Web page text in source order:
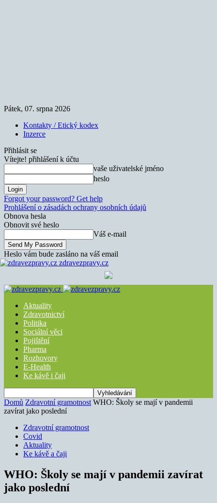
Pátek, 07. srpna 2026
Kontakty / Etický kodex
Inzerce
Přihlásit se
Vítejte! přihlášení k účtu
vaše uživatelské jméno
heslo
Forgot your password? Get help
Prohlášení o zásadách ochrany osobních údajů
Obnova hesla
Obnovit své heslo
Váš e-mail
Heslo vám bude zasláno na váš email
zdravezpravy.cz
Aktuality
Zdravotnictví
Politika
Sociální věci
Pojištění
Pharma
Rozhovory
E-Health
Ke kávě i čaji
Domů Zdravotní gramotnost WHO: Školy se mají v pandemii
zavírat jako poslední
Zdravotní gramotnost
Covid
Aktuality
Ke kávě a čaji
WHO: Školy se mají v pandemii zavírat
jako poslední